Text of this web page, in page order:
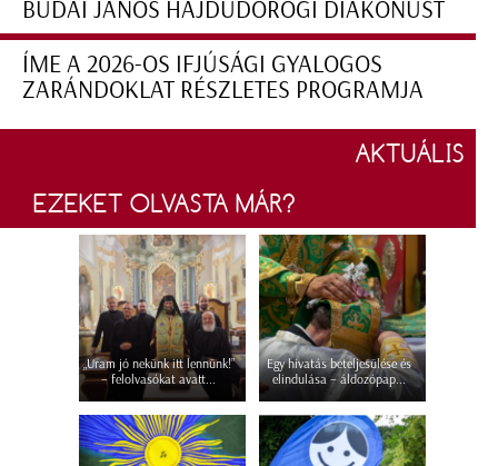
BUDAI JÁNOS HAJDÚDOROGI DIAKÓNUST
ÍME A 2026-OS IFJÚSÁGI GYALOGOS
ZARÁNDOKLAT RÉSZLETES PROGRAMJA
AKTUÁLIS
EZEKET OLVASTA MÁR?
„Uram jó nekünk itt lennünk!”
– felolvasókat avatt...
Egy hivatás beteljesülése és
elindulása – áldozópap...